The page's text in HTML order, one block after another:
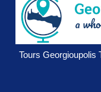
Tours Georgioupolis